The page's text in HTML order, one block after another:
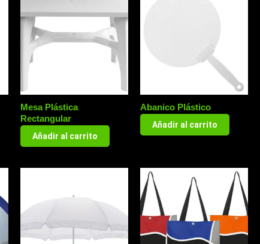
Mesa Plástica
Rectangular
Añadir al carrito
Abanico Plástico
Añadir al carrito